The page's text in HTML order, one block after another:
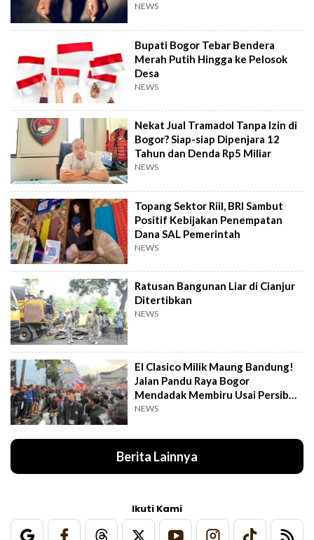
NEWS
Bupati Bogor Tebar Bendera
Merah Putih Hingga ke Pelosok
Desa
NEWS
Nekat Jual Tramadol Tanpa Izin di
Bogor? Siap-siap Dipenjara 12
Tahun dan Denda Rp5 Miliar
NEWS
Topang Sektor Riil, BRI Sambut
Positif Kebijakan Penempatan
Dana SAL Pemerintah
NEWS
Ratusan Bangunan Liar di Cianjur
Ditertibkan
NEWS
El Clasico Milik Maung Bandung!
Jalan Pandu Raya Bogor
Mendadak Membiru Usai Persib
Libas Persija
NEWS
Berita Lainnya
Ikuti Kami